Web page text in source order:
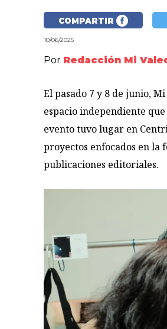
COMPARTIR
10/06/2025
Por Redacción Mi
El pasado 7 y 8 de junio,
espacio independiente
evento tuvo lugar en
proyectos enfocados en la
publicaciones editoriales.